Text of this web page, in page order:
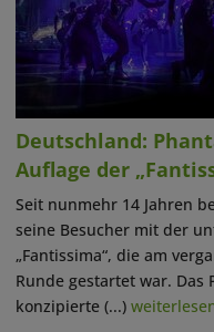
Deutschland:
Auflage der
Seit nunmehr 14 Jahren
seine Besucher mit der
„Fantissima“, die am
Runde gestartet war.
konzipierte (...)